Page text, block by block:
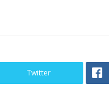
Twitter